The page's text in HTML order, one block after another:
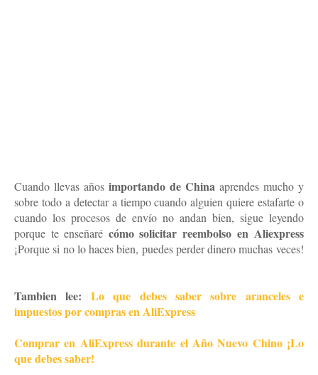
Cuando llevas años importando de China aprendes mucho y
sobre todo a detectar a tiempo cuando alguien quiere estafarte o
cuando los procesos de envío no andan bien, sigue leyendo
porque te enseñaré cómo solicitar reembolsoen Aliexpress
¡Porque si no lo haces bien, puedes perder dinero muchas veces!
Tambien lee: Lo que debes saber sobre aranceles e
impuestos por compras en AliExpress
Comprar en AliExpress durante el Año Nuevo Chino ¡Lo
que debes saber!